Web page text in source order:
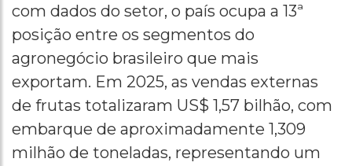
com dados do setor, o país ocupa a 13ª
posição entre os segmentos do
agronegócio brasileiro que mais
exportam. Em 2025, as vendas externas
de frutas totalizaram US$ 1,57 bilhão, com
embarque de aproximadamente 1,309
milhão de toneladas, representando um